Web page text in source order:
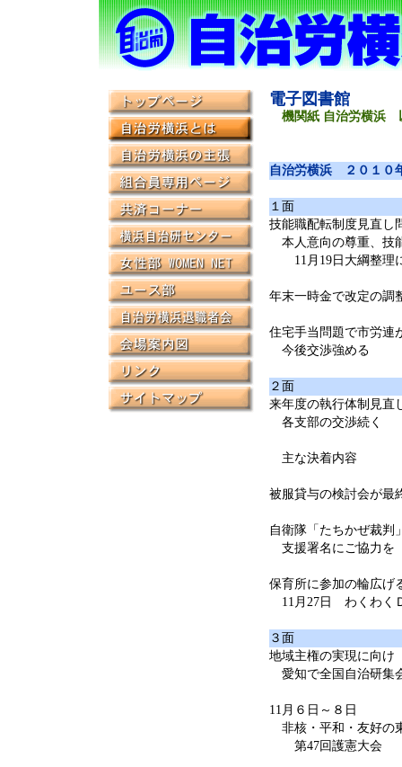
電子図書館
機関紙 自治労横浜
自治労横浜 ２０１０
１面
技能職配転制度見直し
本人意向の尊重、技
11月19日大綱整理に
年末一時金で改定の調
住宅手当問題で市労連
今後交渉強める
２面
来年度の執行体制見直
各支部の交渉続く
主な決着内容
被服貸与の検討会が最
自衛隊「たちかぜ裁判
支援署名にご協力を
保育所に参加の輪広げ
11月27日 わくわく
３面
地域主権の実現に向け
愛知で全国自治研集
11月６日～８日
非核・平和・友好の
第47回護憲大会